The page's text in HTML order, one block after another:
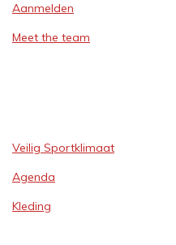
Aanmelden
Meet the team
Veilig Sportklimaat
Agenda
Kleding